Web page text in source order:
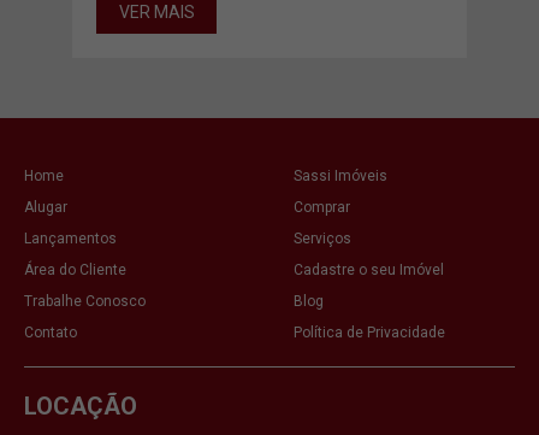
VER MAIS
Home
Sassi Imóveis
Alugar
Comprar
Lançamentos
Serviços
Área do Cliente
Cadastre o seu Imóvel
Trabalhe Conosco
Blog
Contato
Política de Privacidade
LOCAÇÃO